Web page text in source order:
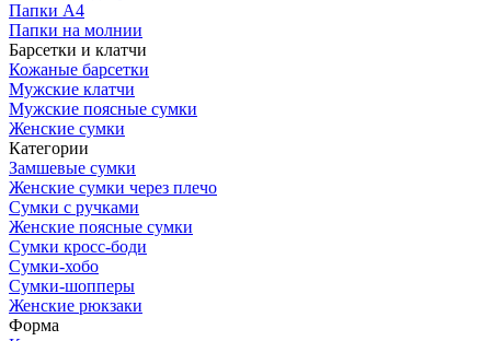
Папки А4
Папки на молнии
Барсетки и клатчи
Кожаные барсетки
Мужские клатчи
Мужские поясные сумки
Женские сумки
Категории
Замшевые сумки
Женские сумки через плечо
Сумки с ручками
Женские поясные сумки
Сумки кросс-боди
Сумки-хобо
Сумки-шопперы
Женские рюкзаки
Форма